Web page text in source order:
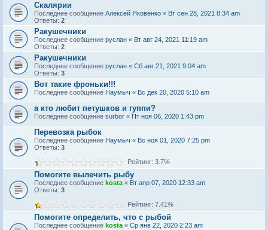
Скалярии
Последнее сообщение Алексей Яковенко « Вт сен 28, 2021 8:34 am
Ответы: 2
Ракушечники
Последнее сообщение руслан « Вт авг 24, 2021 11:19 am
Ответы: 2
Ракушечники
Последнее сообщение руслан « Сб авг 21, 2021 9:04 am
Ответы: 3
Вот такие фроньки!!!
Последнее сообщение Наумыч « Вс дек 20, 2020 5:10 am
а кто любит петушков и гуппи?
Последнее сообщение surbor « Пт ноя 06, 2020 1:43 pm
Перевозка рыбок
Последнее сообщение Наумыч « Вс ноя 01, 2020 7:25 pm
Ответы: 3
Рейтинг: 3.7%
Помогите вылечить рыбу
Последнее сообщение kosta « Вт апр 07, 2020 12:33 am
Ответы: 3
Рейтинг: 7.41%
Помогите определить, что с рыбой
Последнее сообщение kosta « Ср янв 22, 2020 2:23 am